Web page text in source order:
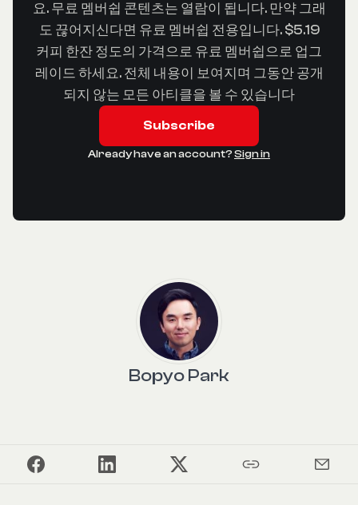
요. 무료 멤버쉽 콘텐츠는 열람이 됩니다. 만약 그래
도 끊어지신다면 유료 멤버쉽 전용입니다. $5.19
커피 한잔 정도의 가격으로 유료 멤버쉽으로 업그
레이드 하세요. 전체 내용이 보여지며 그동안 공개
되지 않는 모든 아티클을 볼 수 있습니다
Subscribe
Already have an account?Sign in
Bopyo Park